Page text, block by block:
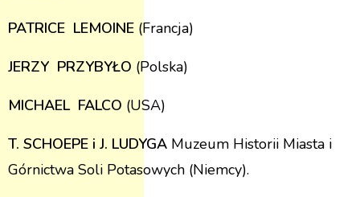
PATRICE LEMOINE (Francja)
JERZY PRZYBYŁO (Polska)
MICHAEL FALCO (USA)
T. SCHOEPE i J. LUDYGA Muzeum Historii Miasta i
Górnictwa Soli Potasowych (Niemcy).